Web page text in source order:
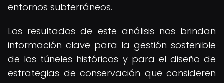
entornos subterráneos.
Los resultados de este análisis nos brindan
información clave para la gestión sostenible
de los túneles históricos y para el diseño de
estrategias de conservación que consideren